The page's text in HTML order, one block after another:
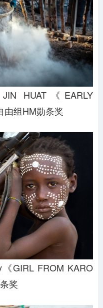
HUAT《EARLY
由组HM勋条奖
GIRL FROM KARO
奖